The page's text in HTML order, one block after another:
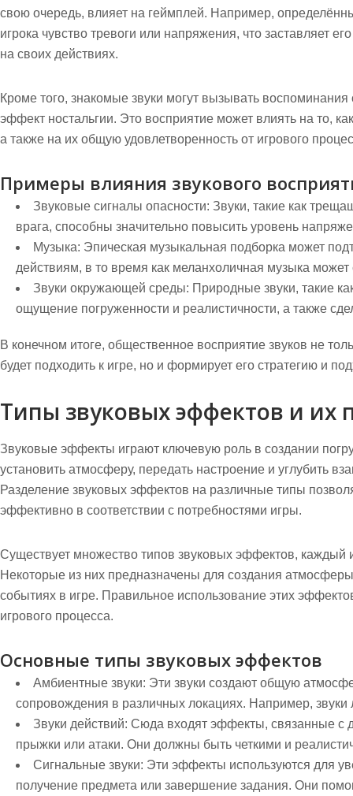
свою очередь, влияет на геймплей. Например,
игрока чувство тревоги или напряжения, что заставляет
на своих действиях.
Кроме того, знакомые звуки могут вызывать
эффект ностальгии. Это восприятие может влиять на то,
а также на их общую удовлетворенность от игрового
Примеры влияния звукового
Звуковые сигналы опасности: Звуки, такие как
врага, способны значительно повысить уровень
Музыка: Эпическая музыкальная подборка может
действиям, в то время как меланхоличная музыка может
Звуки окружающей среды: Природные звуки, такие
ощущение погруженности и реалистичности, а также
В конечном итоге, общественное восприятие звуков не
будет подходить к игре, но и формирует его стратегию и
Типы звуковых эффектов и их
Звуковые эффекты играют ключевую роль в создании
установить атмосферу, передать настроение и углубить
Разделение звуковых эффектов на различные типы
эффективно в соответствии с потребностями игры.
Существует множество типов звуковых эффектов, каждый
Некоторые из них предназначены для создания
событиях в игре. Правильное использование этих
игрового процесса.
Основные типы звуковых эффектов
Амбиентные звуки: Эти звуки создают общую
сопровождения в различных локациях. Например, звуки
Звуки действий: Сюда входят эффекты, связанные с
прыжки или атаки. Они должны быть четкими и
Сигнальные звуки: Эти эффекты используются для
получение предмета или завершение задания. Они